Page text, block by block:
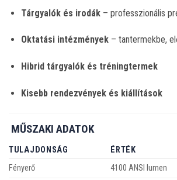
Tárgyalók és irodák– professzionális
Oktatási intézmények– tantermekbe,
Hibrid tárgyalók és tréningtermek
Kisebb rendezvények és kiállítások
MŰSZAKI ADATOK
TULAJDONSÁG
ÉRTÉK
Fényerő
4100 ANSI lumen